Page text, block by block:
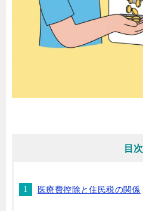
目次
医療費控除と住民税の関係